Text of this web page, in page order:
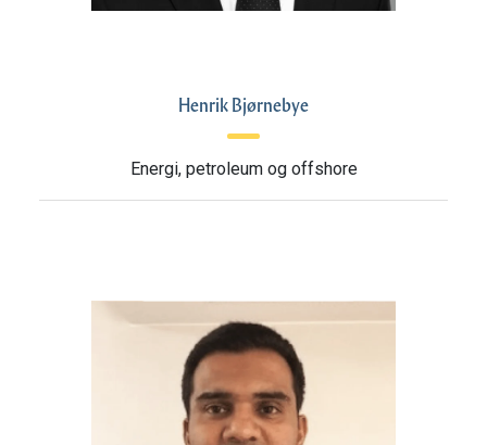
Henrik Bjørnebye
Energi, petroleum og offshore